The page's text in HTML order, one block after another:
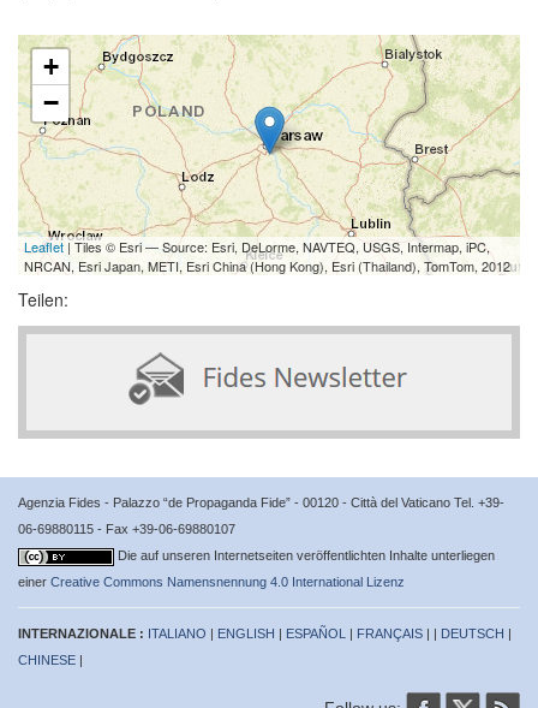
+
−
Leaflet | Tiles © Esri — Source: Esri, DeLorme, NAVTEQ, USGS, Intermap, iPC,
NRCAN, Esri Japan, METI, Esri China (Hong Kong), Esri (Thailand), TomTom, 2012
Teilen:
Agenzia Fides - Palazzo “de Propaganda Fide” - 00120 - Città del Vaticano Tel. +39-
06-69880115 - Fax +39-06-69880107
Die auf unseren Internetseiten veröffentlichten Inhalte unterliegen
einer Creative Commons Namensnennung 4.0 International Lizenz
INTERNAZIONALE : ITALIANO | ENGLISH | ESPAÑOL | FRANÇAIS | | DEUTSCH |
CHINESE |